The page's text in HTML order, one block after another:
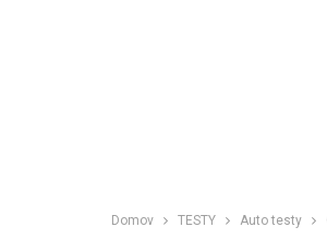
Domov TESTY Auto testy